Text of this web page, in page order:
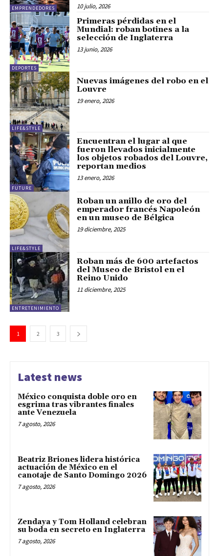
EMPRENDEDORES 10 julio, 2026
DEPORTES
Primeras pérdidas en el
Mundial: roban botines a la
selección de Inglaterra
13 junio, 2026
LIFE&STYLE
Nuevas imágenes del robo en el
Louvre
19 enero, 2026
FUTURE
Encuentran el lugar al que
fueron llevados inicialmente
los objetos robados del Louvre,
reportan medios
13 enero, 2026
LIFE&STYLE
Roban un anillo de oro del
emperador francés Napoleón
en un museo de Bélgica
19 diciembre, 2025
ENTRETENIMIENTO
Roban más de 600 artefactos
del Museo de Bristol en el
Reino Unido
11 diciembre, 2025
1 2 3
Latest news
México conquista doble oro en
esgrima tras vibrantes finales
ante Venezuela
7 agosto, 2026
Beatriz Briones lidera histórica
actuación de México en el
canotaje de Santo Domingo 2026
7 agosto, 2026
Zendaya y Tom Holland celebran
su boda en secreto en Inglaterra
7 agosto, 2026